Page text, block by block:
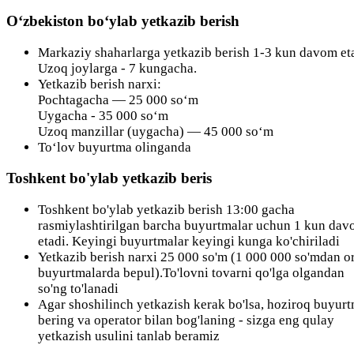
O‘zbekiston bo‘ylab yetkazib berish
Markaziy shaharlarga yetkazib berish 1-3 kun davom
Uzoq joylarga - 7 kungacha.
Yetkazib berish narxi:
Pochtagacha — 25 000 so‘m
Uygacha - 35 000 so‘m
Uzoq manzillar (uygacha) — 45 000 so‘m
To‘lov buyurtma olinganda
Toshkent bo'ylab yetkazib beris
Toshkent bo'ylab yetkazib berish 13:00 gacha
rasmiylashtirilgan barcha buyurtmalar uchun 1 kun
etadi. Keyingi buyurtmalar keyingi kunga ko'chiriladi
Yetkazib berish narxi 25 000 so'm (1 000 000 so'mdan
buyurtmalarda bepul).To'lovni tovarni qo'lga olgandan
so'ng to'lanadi
Agar shoshilinch yetkazish kerak bo'lsa, hoziroq
bering va operator bilan bog'laning - sizga eng qulay
yetkazish usulini tanlab beramiz